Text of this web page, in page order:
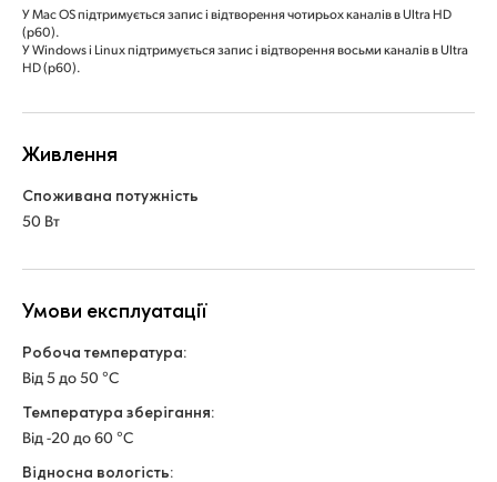
У Mac OS підтримується запис і відтворення чотирьох каналів в Ultra HD
(p60).
У Windows і Linux підтримується запис і відтворення восьми каналів в Ultra
HD (p60).
Живлення
Споживана потужність
50 Вт
Умови експлуатації
Робоча температура:
Від 5 до 50 °C
Температура зберігання:
Від -20 до 60 °C
Відносна вологість: